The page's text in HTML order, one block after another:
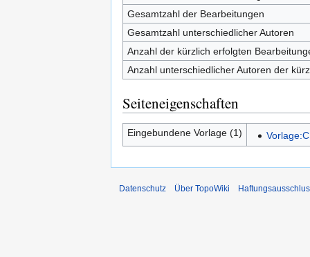
Gesamtzahl der Bearbeitungen
Gesamtzahl unterschiedlicher Autoren
Anzahl der kürzlich erfolgten
Anzahl unterschiedlicher Autoren der
Seiteneigenschaften
Eingebundene Vorlage (1) Vorlage:C
Datenschutz Über TopoWiki